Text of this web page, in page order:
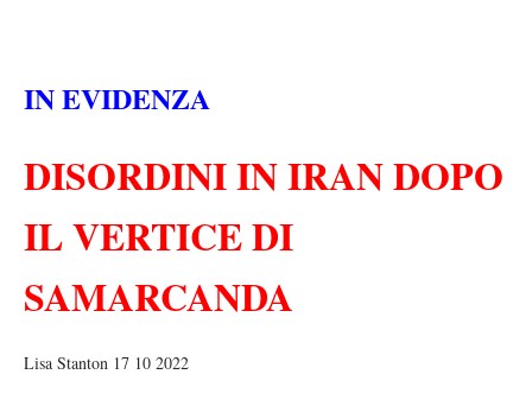
IN EVIDENZA
DISORDINI IN IRAN DOPO
IL VERTICE DI
SAMARCANDA
Lisa Stanton 17 10 2022